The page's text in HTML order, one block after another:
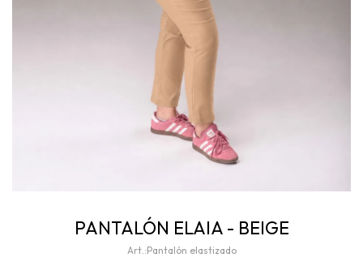
PANTALÓN ELAIA - BEIGE
Pantalón elastizado